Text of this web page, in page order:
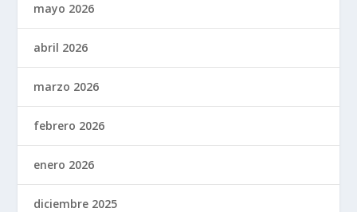
mayo 2026
abril 2026
marzo 2026
febrero 2026
enero 2026
diciembre 2025